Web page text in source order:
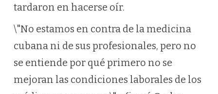
tardaron en hacerse oír.
\"No estamos en contra de la medicina
cubana ni de sus profesionales, pero no
se entiende por qué primero no se
mejoran las condiciones laborales de los